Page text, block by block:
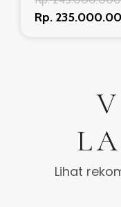
Rp.
Lihat